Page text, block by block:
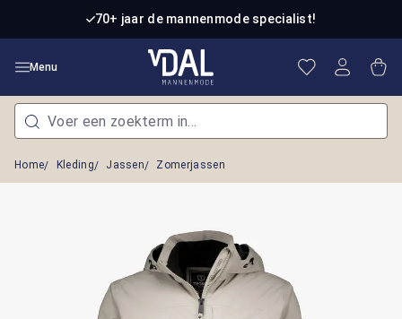
Ga naar de hoofdinhoud70+ jaar de mannenmode specialist!
Menu Je hebt 0
Home Kleding Jassen Zomerjassen